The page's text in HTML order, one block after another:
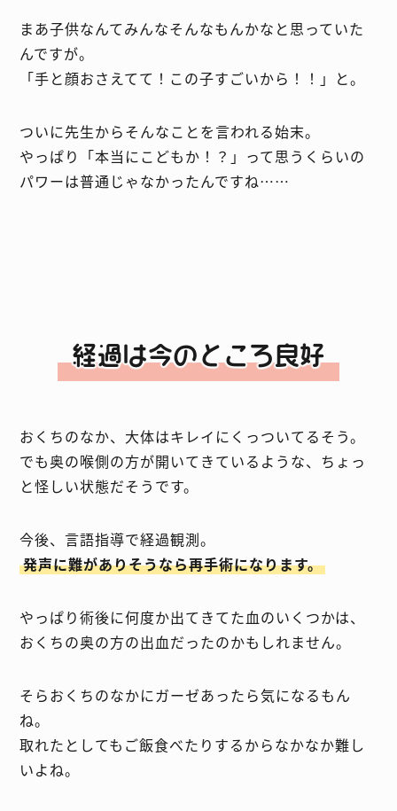
まあ子供なんてみんなそんなもんかなと思っていた
んですが。
「手と顔おさえてて！この子すごいから！！」と。
ついに先生からそんなことを言われる始末。
やっぱり「本当にこどもか！？」って思うくらいの
パワーは普通じゃなかったんですね……
経過は今のところ良好
おくちのなか、大体はキレイにくっついてるそう。
でも奥の喉側の方が開いてきているような、ちょっ
と怪しい状態だそうです。
今後、言語指導で経過観測。
発声に難がありそうなら再手術になります。
やっぱり術後に何度か出てきてた血のいくつかは、
おくちの奥の方の出血だったのかもしれません。
そらおくちのなかにガーゼあったら気になるもん
ね。
取れたとしてもご飯食べたりするからなかなか難し
いよね。